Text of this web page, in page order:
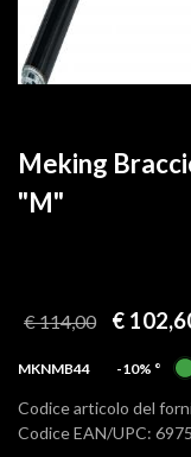
Meking
"M"
€ 114,00 €
MKNMB44 -10% °
Codice articolo del
Codice EAN/UPC: